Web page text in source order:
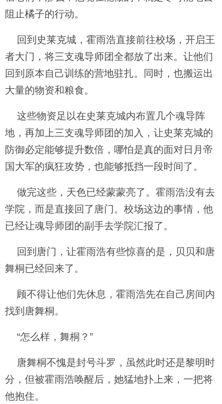
阻止橘子的行动。
回到史莱克城，霍雨浩直接前往校场，开启王
者大门，将三支魂导师团全都放了出来。让他们
回到原本自己训练的营地驻扎。同时，也搬运出
大量的物资和粮食。
这些物资足以在史莱克城内布置几个魂导阵
地，再加上三支魂导师团的加入，让史莱克城的
防御必定能够提升数倍，哪怕是真的面对日月帝
国大军的疯狂攻势，也能够抵挡一段时间了。
做完这些，天色已经蒙蒙亮了。霍雨浩没有去
学院，而是直接回了唐门。校场这边的事情，他
已经让魂导师团的副手去学院汇报了。
回到唐门，让霍雨浩有些惊喜的是，贝贝和唐
舞桐已经回来了。
顾不得让他们先休息，霍雨浩先在自己房间内
找到唐舞桐。
“怎么样，舞桐？”
唐舞桐不愧是封号斗罗，虽然此时还是黎明时
分，但被霍雨浩唤醒后，她猛地扑上来，一把将
他抱住。